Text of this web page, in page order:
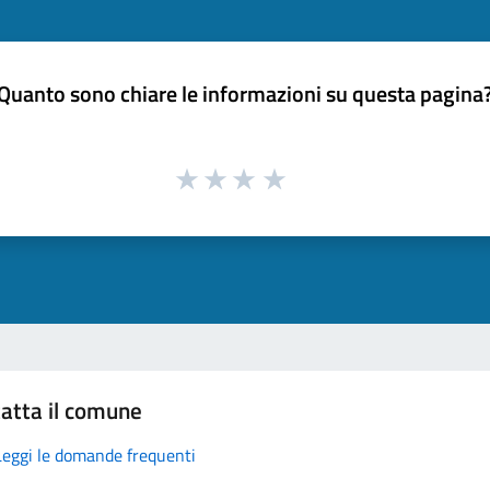
sono chiare le informazioni su questa
il comune
le domande frequenti